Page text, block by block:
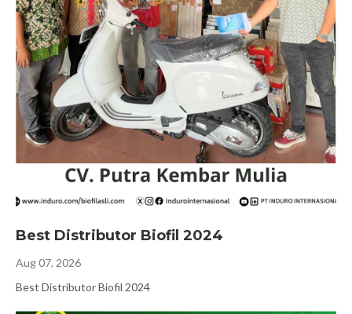
Best Distributor Biofil 2024
Aug 07, 2026
Best Distributor Biofil 2024